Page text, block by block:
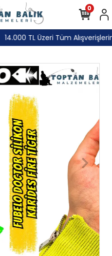
14.000 TL Üzeri Tüm
0